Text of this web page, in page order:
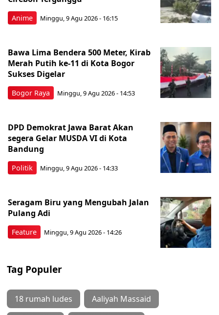
Anime Minggu, 9 Agu 2026 - 16:15
Bogor Raya
Bawa Lima Bendera 500 Meter, Kirab
Merah Putih ke-11 di Kota Bogor
Sukses Digelar
Minggu, 9 Agu 2026 - 14:53
Politik
DPD Demokrat Jawa Barat Akan
segera Gelar MUSDA VI di Kota
Bandung
Minggu, 9 Agu 2026 - 14:33
Feature
Seragam Biru yang Mengubah Jalan
Pulang Adi
Minggu, 9 Agu 2026 - 14:26
Tag Populer
18 rumah ludes Aaliyah Massaid